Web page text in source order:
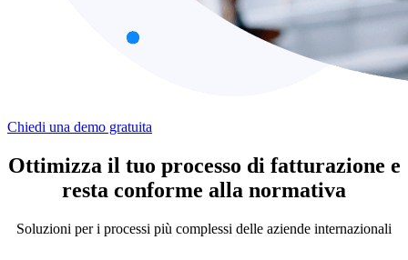
Chiedi una demo gratuita
Ottimizza il tuo processo di fatturazione e
resta conforme alla normativa
Soluzioni per i processi più complessi delle aziende internazionali